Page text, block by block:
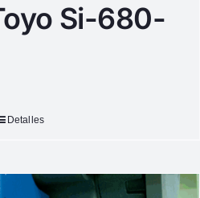
Si-680-
Detalles